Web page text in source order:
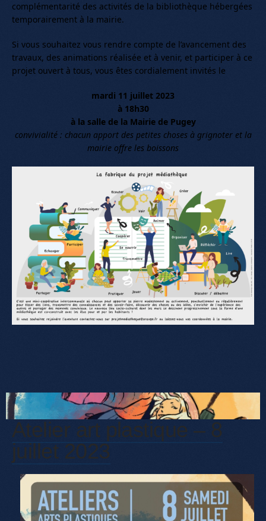
complémentarité des activités de la bibliothèque hébergées
temporairement à la mairie.
Si vous souhaitez vous rendre compte de l’avancement des
travaux, des animations réalisée et à venir, et participer à ce
projet ouvert à tous, vous êtes cordialement invités le
mardi 11 juillet 2023
à 18h30
à la salle de la Mairie de Pugey
convivialité : chacun apport des petites choses à grignoter et la
mairie offre les boissons
Atelier art plastique – 8
juillet 2023